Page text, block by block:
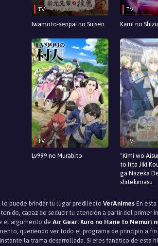
TV
Iwamoto-senpai no Suisen
TV
Kami no
TV
Lv999 no Murabito
TV
"Kimi wo
to Itta Jiki
ga Nazeka
shitekimasu
puede brindar tu lugar predilecto VerAnimes En
capaz de seducir tu atención a partir del primer
el argumento de Air Gear: Kuro no Hane to Nemuri
queriendo ver todo el programa de principio a
la trama desarrollada. Si eres fanático de esta